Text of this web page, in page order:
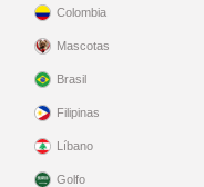
Colombia
Mascotas
Brasil
Filipinas
Líbano
Golfo